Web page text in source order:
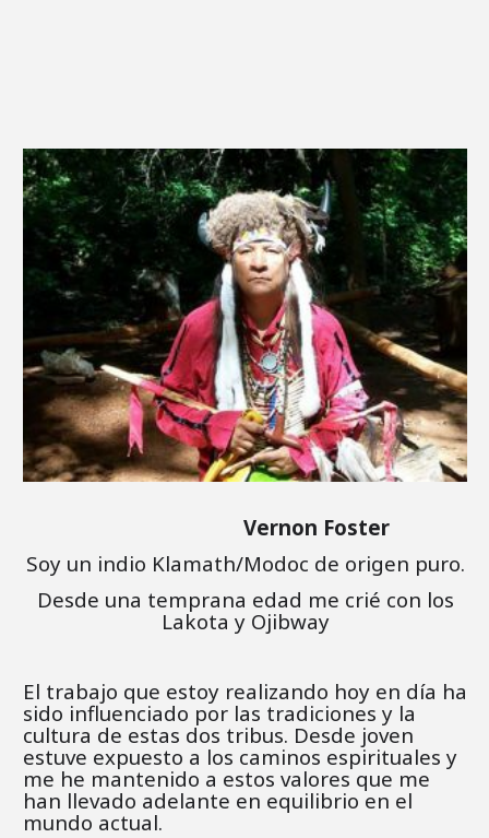
Vernon Foster
Soy un indio Klamath/Modoc de origen puro.
Desde una temprana edad me crié con los
Lakota y Ojibway
El trabajo que estoy realizando hoy en día ha
sido influenciado por las tradiciones y la
cultura de estas dos tribus. Desde joven
estuve expuesto a los caminos espirituales y
me he mantenido a estos valores que me
han llevado adelante en equilibrio en el
mundo actual.